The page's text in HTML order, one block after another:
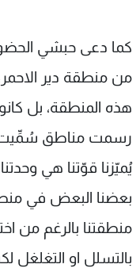
كما دعى حبشي
من منطقة دير
هذه المنطقة، بل
رسمت مناطق سُمِّيت
يُميّزنا قوّتنا هي
بعضنا البعض في
منطقتنا بالرغم من
بالتسلل او التغلغل